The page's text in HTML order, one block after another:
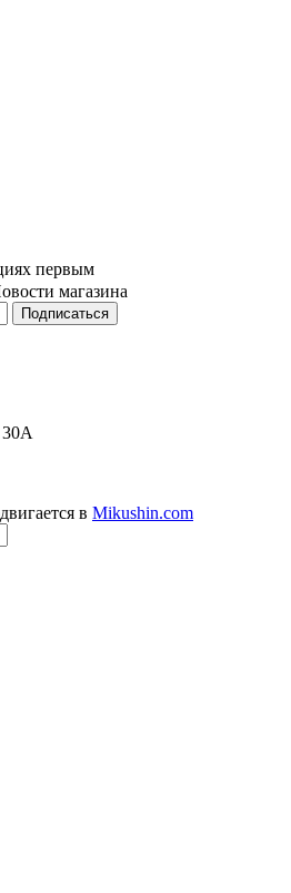
первым
магазина
30А
в Mikushin.com